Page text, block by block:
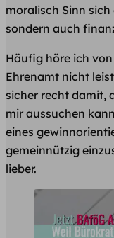
moralisch Sinn
sondern auch
Häufig höre ich
Ehrenamt nicht
sicher recht damit,
mir aussuchen
eines
gemeinnützig
lieber.